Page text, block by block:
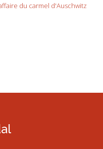
du carmel d'Auschwitz